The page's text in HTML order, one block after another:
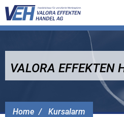
Home Kursalarm
VALORA EFFEKTEN